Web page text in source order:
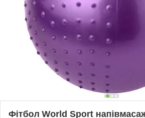
Фітбол World Sport